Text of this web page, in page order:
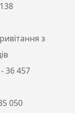
з
- 36 457
050